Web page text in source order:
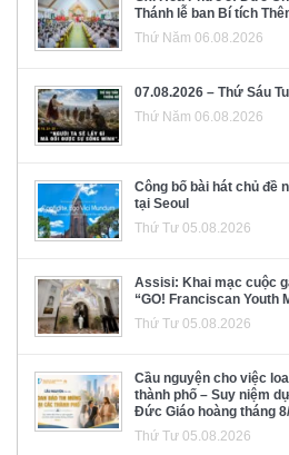
Thánh lễ ban Bí tích
Thứ Năm 06.08.2026
07.08.2026 – Thứ Sáu
Thứ Năm 06.08.2026
Công bố bài hát chủ đề
tại Seoul
Thứ Tư 05.08.2026
Assisi: Khai mạc cuộc
“GO! Franciscan Youth
Thứ Tư 05.08.2026
Cầu nguyện cho việc
thành phố – Suy niệm
Đức Giáo hoàng tháng
Thứ Tư 05.08.2026